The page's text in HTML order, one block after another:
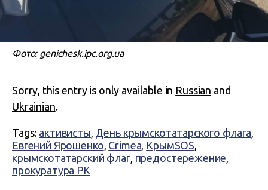
Фото: genichesk.ipc.org.ua
Sorry, this entry is only available in Russian and
Ukrainian.
Tags: активисты, День крымскотатарского флага,
Евгений Ярошенко, Crimea, КрымSOS,
крымскотатарский флаг, предостережение,
прокуратура РК